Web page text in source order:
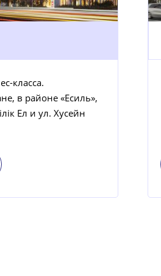
класса.
в районе «Есиль»,
Ел и ул. Хусейн